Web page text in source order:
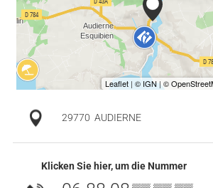
29770 AUDIERNE
Klicken Sie hier, um die Nummer